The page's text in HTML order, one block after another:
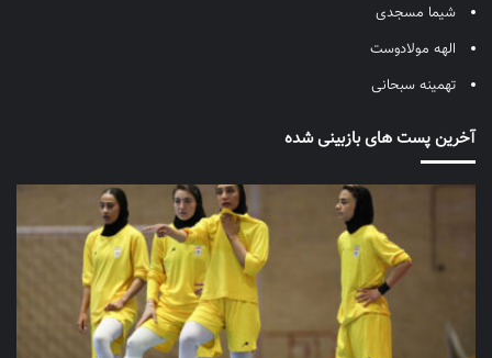
شیما مسجدی
الهه مولادوست
تهمینه سبحانی
آخرین پست های بازبینی شده